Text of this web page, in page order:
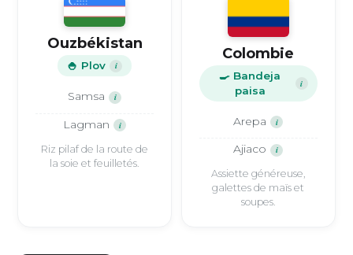
Ouzbékistan
🍚 Plov i
Samsa i
Lagman i
Riz pilaf de la route de
la soie et feuilletés.
Colombie
🍳 Bandeja
paisa
i
Arepa i
Ajiaco i
Assiette généreuse,
galettes de maïs et
soupes.